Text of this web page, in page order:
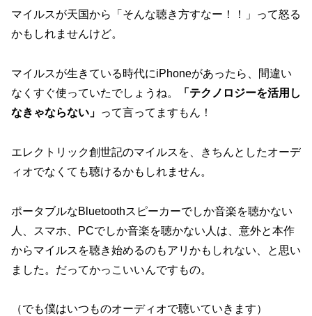
マイルスが天国から「そんな聴き方すなー！！」って怒る
かもしれませんけど。
マイルスが生きている時代にiPhoneがあったら、間違い
なくすぐ使っていたでしょうね。
「テクノロジーを活用し
なきゃならない」 って言ってますもん！
エレクトリック創世記のマイルスを、きちんとしたオーデ
ィオでなくても聴けるかもしれません。
ポータブルなBluetoothスピーカーでしか音楽を聴かない
人、スマホ、PCでしか音楽を聴かない人は、意外と本作
からマイルスを聴き始めるのもアリかもしれない、と思い
ました。だってかっこいいんですもの。
（でも僕はいつものオーディオで聴いていきます）